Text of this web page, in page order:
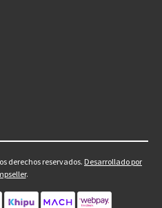
derechos reservados. Desarrollado por
.